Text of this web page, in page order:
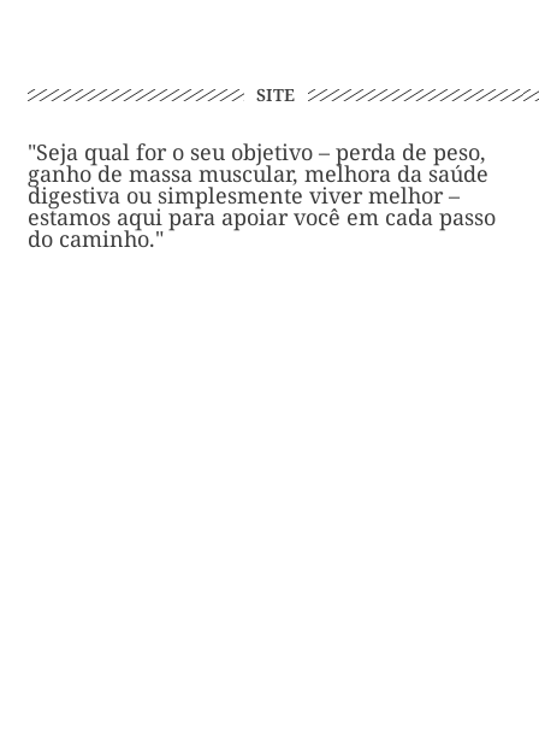
SITE
"Seja qual for o seu objetivo – perda de peso,
ganho de massa muscular, melhora da saúde
digestiva ou simplesmente viver melhor –
estamos aqui para apoiar você em cada passo
do caminho."